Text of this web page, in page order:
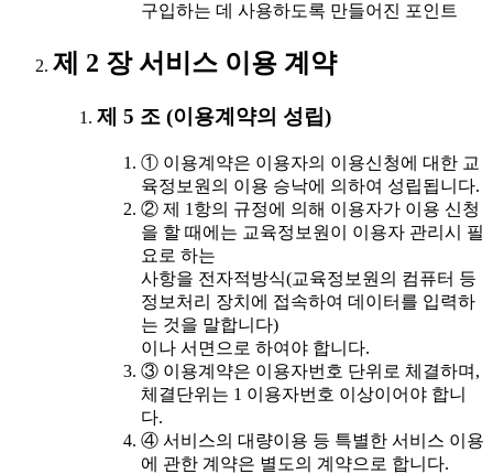
구입하는 데 사용하도록 만들어진 포인트
제 2 장 서비스 이용 계약
제 5 조 (이용계약의 성립)
① 이용계약은 이용자의 이용신청에 대한 교
육정보원의 이용 승낙에 의하여 성립됩니다.
② 제 1항의 규정에 의해 이용자가 이용 신청
을 할 때에는 교육정보원이 이용자 관리시 필
요로 하는
사항을 전자적방식(교육정보원의 컴퓨터 등
정보처리 장치에 접속하여 데이터를 입력하
는 것을 말합니다)
이나 서면으로 하여야 합니다.
③ 이용계약은 이용자번호 단위로 체결하며,
체결단위는 1 이용자번호 이상이어야 합니
다.
④ 서비스의 대량이용 등 특별한 서비스 이용
에 관한 계약은 별도의 계약으로 합니다.